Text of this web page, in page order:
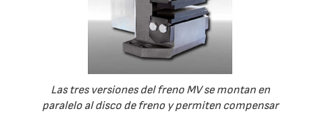
Las tres versiones del freno MV se montan en
paralelo al disco de freno y permiten compensar